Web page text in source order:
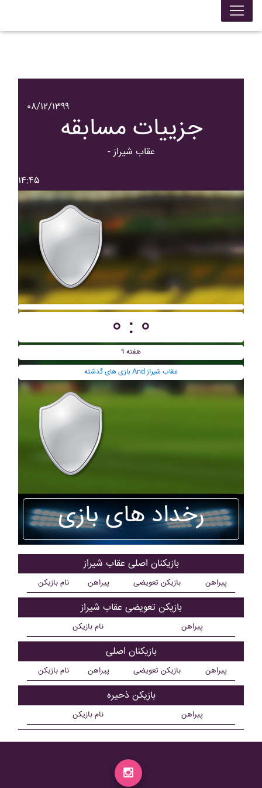
۰۸/۱۲/۱۳۹۹
جزییات مسابقه
- عقاب شيراز
۱۴:۴۵
۰ : ۰
هفته ۹
بازی های گذشته And عقاب شيراز
رخداد های بازی
بازیکنان اصلی عقاب شيراز
نام بازیکن پیراهن بازیکن تعویضی پیراهن
بازیکن تعویضی عقاب شيراز
نام بازیکن پیراهن
بازیکنان اصلی
نام بازیکن پیراهن بازیکن تعویضی پیراهن
بازیکن ذحیره
نام بازیکن پیراهن